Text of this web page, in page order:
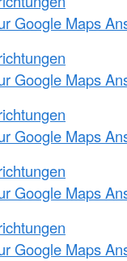
Google Maps
Google Maps
Google Maps
Google Maps
Google Maps